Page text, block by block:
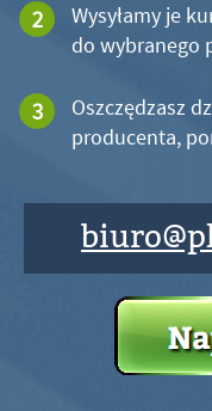
Wysyłamy je
do wybranego
Oszczędzasz
producenta,